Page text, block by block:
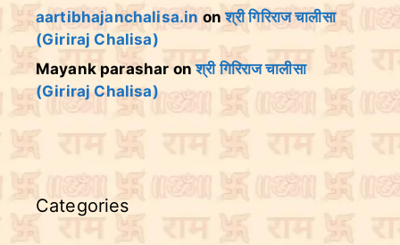
aartibhajanchalisa.in onश्री गिरिराज चालीसा
(Giriraj Chalisa)
Mayank parashar onश्री गिरिराज चालीसा
(Giriraj Chalisa)
Categories